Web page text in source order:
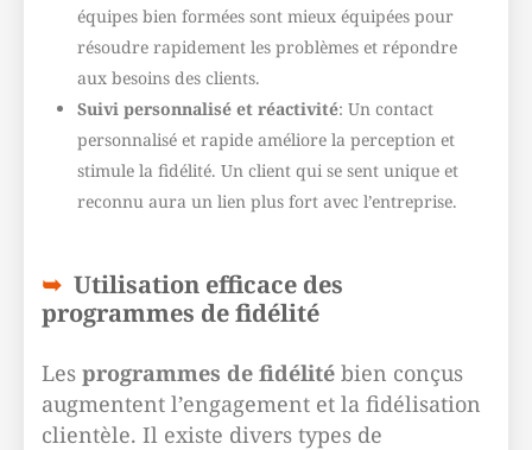
équipes bien formées sont mieux équipées pour
résoudre rapidement les problèmes et répondre
aux besoins des clients.
Suivi personnalisé et réactivité: Un contact
personnalisé et rapide améliore la perception et
stimule la fidélité. Un client qui se sent unique et
reconnu aura un lien plus fort avec l’entreprise.
Utilisation efficace des
programmes de fidélité
Les programmes de fidélité bien conçus
augmentent l’engagement et la fidélisation
clientèle. Il existe divers types de